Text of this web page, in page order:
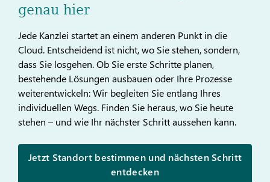
genau hier
Jede Kanzlei startet an einem anderen Punkt in die
Cloud. Entscheidend ist nicht, wo Sie stehen, sondern,
dass Sie losgehen. Ob Sie erste Schritte planen,
bestehende Lösungen ausbauen oder Ihre Prozesse
weiterentwickeln: Wir begleiten Sie entlang Ihres
individuellen Wegs. Finden Sie heraus, wo Sie heute
stehen – und wie Ihr nächster Schritt aussehen kann.
Jetzt Standort bestimmen und nächsten Schritt
entdecken